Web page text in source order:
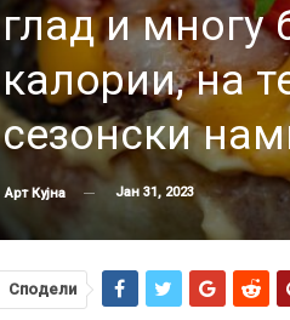
глад и многу
калории, на
сезонски
Арт Кујна Јан 31, 2023
Сподели